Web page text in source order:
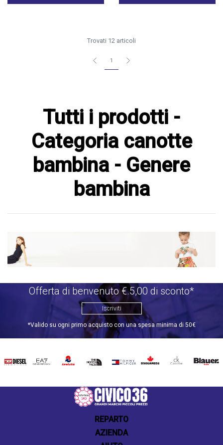
Trovati 12 articoli
1
Tutti i prodotti -
Categoria canotte
bambina - Genere
bambina
Offerta di benvenuto €.5,00 di sconto*
Iscriviti
*Valido su ogni primo acquisto con una spesa minima di 50€
DIESEL EA7 INVICTATHE
TOMMY
DSQUARED2
CALVIN BLAUER
REPARTO
AZIENDA